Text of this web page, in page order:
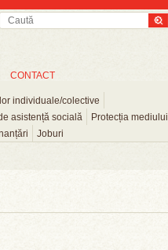
individuale/colective
asistență socială
Protecția mediului
Joburi
CONTACT